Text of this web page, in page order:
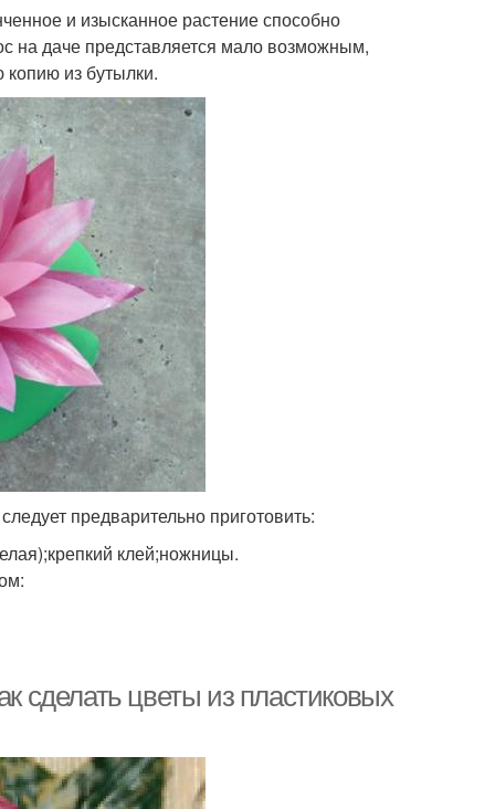
и изысканное растение способно
на даче представляется мало возможным,
копию из бутылки.
предварительно приготовить:
клей;ножницы.
сделать цветы из пластиковых